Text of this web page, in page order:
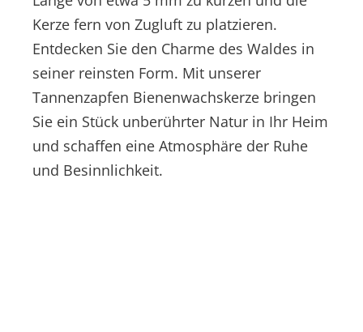
Kerze fern von Zugluft zu platzieren.
Entdecken Sie den Charme des Waldes in
seiner reinsten Form. Mit unserer
Tannenzapfen Bienenwachskerze bringen
Sie ein Stück unberührter Natur in Ihr Heim
und schaffen eine Atmosphäre der Ruhe
und Besinnlichkeit.